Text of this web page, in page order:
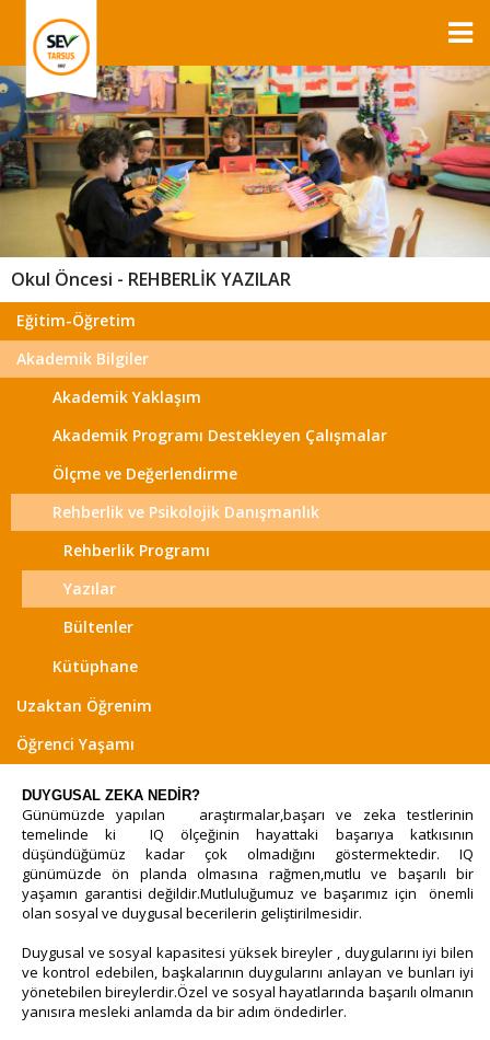
Okul Öncesi - REHBERLİK YAZILAR
Eğitim-Öğretim
Akademik Bilgiler
Akademik Yaklaşım
Akademik Programı Destekleyen Çalışmalar
Ölçme ve Değerlendirme
Rehberlik ve Psikolojik Danışmanlık
Rehberlik Programı
Yazılar
Bültenler
Kütüphane
Uzaktan Öğrenim
Öğrenci Yaşamı
DUYGUSAL ZEKA NEDİR?
Günümüzde yapılan araştırmalar,başarı ve zeka testlerinin
temelinde ki IQ ölçeğinin hayattaki başarıya katkısının
düşündüğümüz kadar çok olmadığını göstermektedir. IQ
günümüzde ön planda olmasına rağmen,mutlu ve başarılı bir
yaşamın garantisi değildir.Mutluluğumuz ve başarımız için önemli
olan sosyal ve duygusal becerilerin geliştirilmesidir.
Duygusal ve sosyal kapasitesi yüksek bireyler , duygularını iyi bilen
ve kontrol edebilen, başkalarının duygularını anlayan ve bunları iyi
yönetebilen bireylerdir.Özel ve sosyal hayatlarında başarılı olmanın
yanısıra mesleki anlamda da bir adım öndedirler.